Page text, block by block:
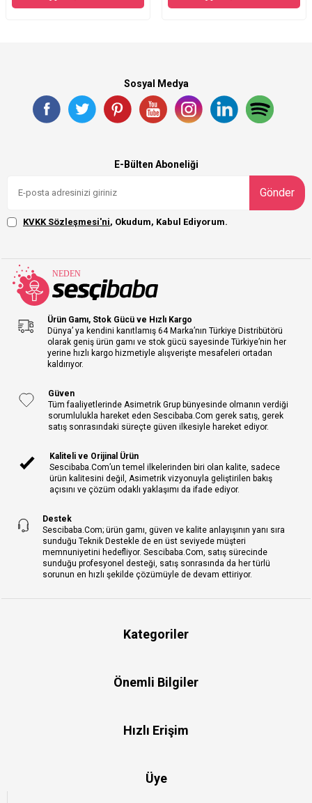
Sosyal Medya
E-Bülten Aboneliği
Gönder
KVKK Sözleşmesi'ni, Okudum, Kabul Ediyorum.
Ürün Gamı, Stok Gücü ve Hızlı Kargo
Dünya’ ya kendini kanıtlamış 64 Marka’nın Türkiye Distribütörü
olarak geniş ürün gamı ve stok gücü sayesinde Türkiye’nin her
yerine hızlı kargo hizmetiyle alışverişte mesafeleri ortadan
kaldırıyor.
Güven
Tüm faaliyetlerinde Asimetrik Grup bünyesinde olmanın verdiği
sorumlulukla hareket eden Sescibaba.Com gerek satış, gerek
satış sonrasındaki süreçte güven ilkesiyle hareket ediyor.
Kaliteli ve Orijinal Ürün
Sescibaba.Com’un temel ilkelerinden biri olan kalite, sadece
ürün kalitesini değil, Asimetrik vizyonuyla geliştirilen bakış
açısını ve çözüm odaklı yaklaşımı da ifade ediyor.
Destek
Sescibaba.Com; ürün gamı, güven ve kalite anlayışının yanı sıra
sunduğu Teknik Destekle de en üst seviyede müşteri
memnuniyetini hedefliyor. Sescibaba.Com, satış sürecinde
sunduğu profesyonel desteği, satış sonrasında da her türlü
sorunun en hızlı şekilde çözümüyle de devam ettiriyor.
Kategoriler
Önemli Bilgiler
Hızlı Erişim
Üye